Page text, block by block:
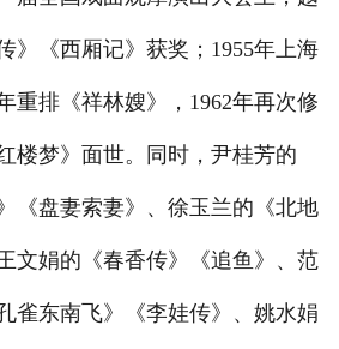
》《西厢记》获奖；1955年上海
重排《祥林嫂》，1962年再次修
楼梦》面世。同时，尹桂芳的
《盘妻索妻》、徐玉兰的《北地
文娟的《春香传》《追鱼》、范
雀东南飞》《李娃传》、姚水娟